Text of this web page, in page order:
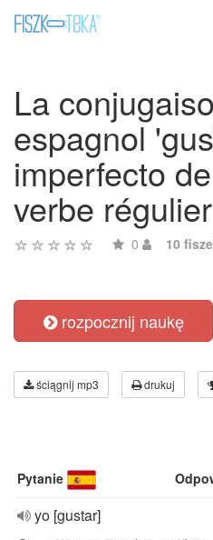
La
espagnol
imperfecto
verbe régulier
0 10
rozpocznij naukę
ściągnij mp3 drukuj
Pytanie
yo [gustar]